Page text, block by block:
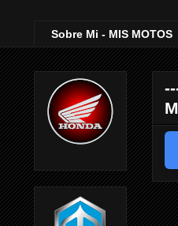
Sobre Mi - MIS MOTOS